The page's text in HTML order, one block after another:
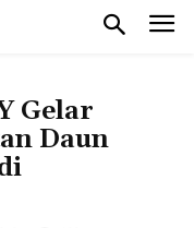
Gelar
Daun